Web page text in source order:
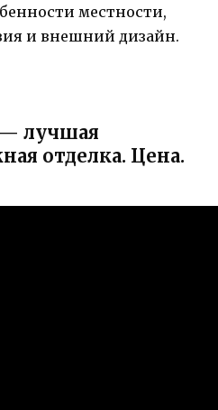
местности,
и внешний дизайн.
лучшая
отделка. Цена.